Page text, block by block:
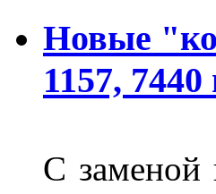
Новые
1157,
С заменой